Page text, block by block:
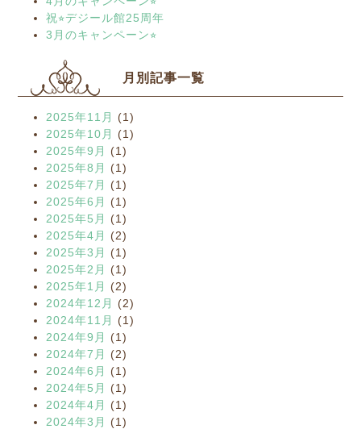
祝⭐︎デジール館25周年
3月のキャンペーン⭐︎
月別記事一覧
2025年11月
(1)
2025年10月
(1)
2025年9月
(1)
2025年8月
(1)
2025年7月
(1)
2025年6月
(1)
2025年5月
(1)
2025年4月
(2)
2025年3月
(1)
2025年2月
(1)
2025年1月
(2)
2024年12月
(2)
2024年11月
(1)
2024年9月
(1)
2024年7月
(2)
2024年6月
(1)
2024年5月
(1)
2024年4月
(1)
2024年3月
(1)